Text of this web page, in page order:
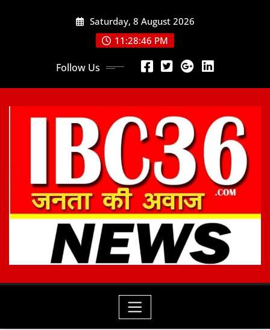
Saturday, 8 August 2026
11:28:48 PM
Follow Us